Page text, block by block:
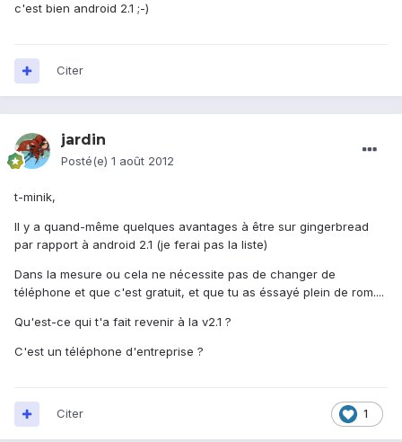
c'est bien android 2.1 ;-)
Citer
jardin
Posté(e) 1 août 2012
t-minik,
Il y a quand-même quelques avantages à être sur gingerbread
par rapport à android 2.1 (je ferai pas la liste)
Dans la mesure ou cela ne nécessite pas de changer de
téléphone et que c'est gratuit, et que tu as éssayé plein de rom....
Qu'est-ce qui t'a fait revenir à la v2.1 ?
C'est un téléphone d'entreprise ?
1
Citer